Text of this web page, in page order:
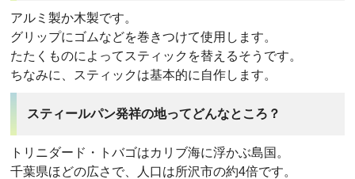
アルミ製か木製です。
グリップにゴムなどを巻きつけて使用します。
たたくものによってスティックを替えるそうです。
ちなみに、スティックは基本的に自作します。
スティールパン発祥の地ってどんなところ？
トリニダード・トバゴはカリブ海に浮かぶ島国。
千葉県ほどの広さで、人口は所沢市の約4倍です。